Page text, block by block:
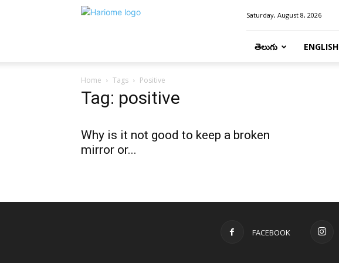
Hari
Saturday, August 8, 2026
తెలుగు ENGLISH
Home Tags Positive
Tag: positive
Why is it not good to keep a broken
mirror or...
FACEBOOK